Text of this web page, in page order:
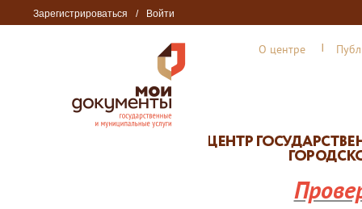
Зарегистрироваться / Войти
О центре